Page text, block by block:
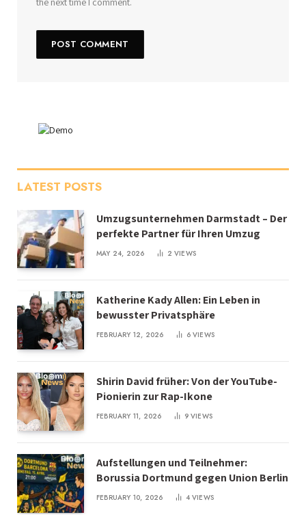
LATEST POSTS
Umzugsunternehmen Darmstadt – Der
perfekte Partner für Ihren Umzug
MAY 24, 2026 2VIEWS
Katherine Kady Allen: Ein Leben in
bewusster Privatsphäre
FEBRUARY 12, 2026 6VIEWS
Shirin David früher: Von der YouTube-
Pionierin zur Rap-Ikone
FEBRUARY 11, 2026 9VIEWS
Aufstellungen und Teilnehmer:
Borussia Dortmund gegen Union Berlin
FEBRUARY 10, 2026 4VIEWS